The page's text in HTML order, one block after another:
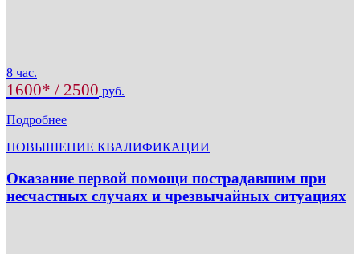
8 час.
1600* / 2500 руб.
Подробнее
ПОВЫШЕНИЕ КВАЛИФИКАЦИИ
Оказание первой помощи пострадавшим при
несчастных случаях и чрезвычайных ситуациях